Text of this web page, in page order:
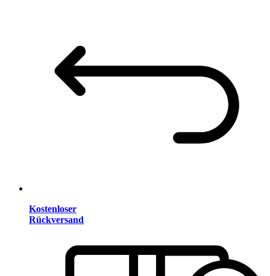
Kostenloser
Rückversand